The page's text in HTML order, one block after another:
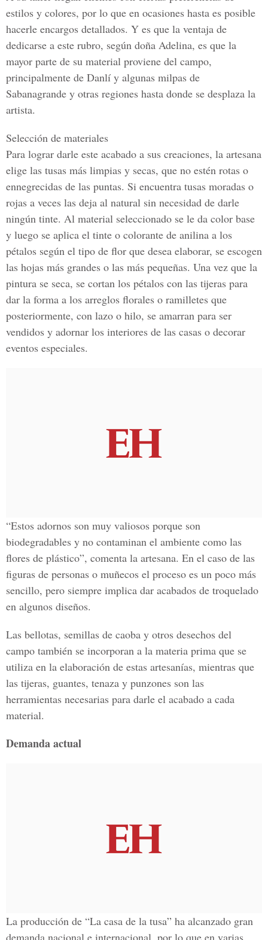
estilos y colores, por lo que en ocasiones hasta es posible
hacerle encargos detallados. Y es que la ventaja de
dedicarse a este rubro, según doña Adelina, es que la
mayor parte de su material proviene del campo,
principalmente de Danlí y algunas milpas de
Sabanagrande y otras regiones hasta donde se desplaza la
artista.
Selección de materiales
Para lograr darle este acabado a sus creaciones, la artesana
elige las tusas más limpias y secas, que no estén rotas o
ennegrecidas de las puntas. Si encuentra tusas moradas o
rojas a veces las deja al natural sin necesidad de darle
ningún tinte. Al material seleccionado se le da color base
y luego se aplica el tinte o colorante de anilina a los
pétalos según el tipo de flor que desea elaborar, se escogen
las hojas más grandes o las más pequeñas. Una vez que la
pintura se seca, se cortan los pétalos con las tijeras para
dar la forma a los arreglos florales o ramilletes que
posteriormente, con lazo o hilo, se amarran para ser
vendidos y adornar los interiores de las casas o decorar
eventos especiales.
“Estos adornos son muy valiosos porque son
biodegradables y no contaminan el ambiente como las
flores de plástico”, comenta la artesana. En el caso de las
figuras de personas o muñecos el proceso es un poco más
sencillo, pero siempre implica dar acabados de troquelado
en algunos diseños.
Las bellotas, semillas de caoba y otros desechos del
campo también se incorporan a la materia prima que se
utiliza en la elaboración de estas artesanías, mientras que
las tijeras, guantes, tenaza y punzones son las
herramientas necesarias para darle el acabado a cada
material.
Demanda actual
La producción de “La casa de la tusa” ha alcanzado gran
demanda nacional e internacional, por lo que en varias